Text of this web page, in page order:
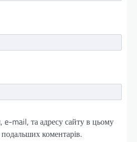
e-mail, та адресу сайту в цьому
подальших коментарів.